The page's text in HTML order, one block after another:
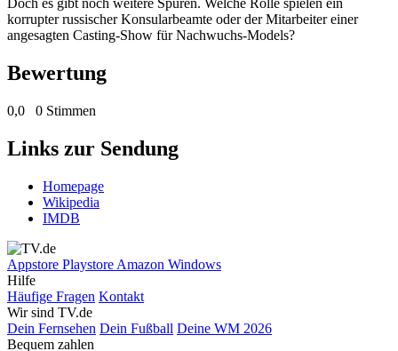
korrupter russischer Konsularbeamte oder der Mitarbeiter einer
angesagten Casting-Show für Nachwuchs-Models?
Bewertung
0,0 0 Stimmen
Links zur Sendung
Homepage
Wikipedia
IMDB
Appstore Playstore Amazon Windows
Hilfe
Häufige Fragen Kontakt
Wir sind TV.de
Dein Fernsehen Dein Fußball Deine WM 2026
Bequem zahlen